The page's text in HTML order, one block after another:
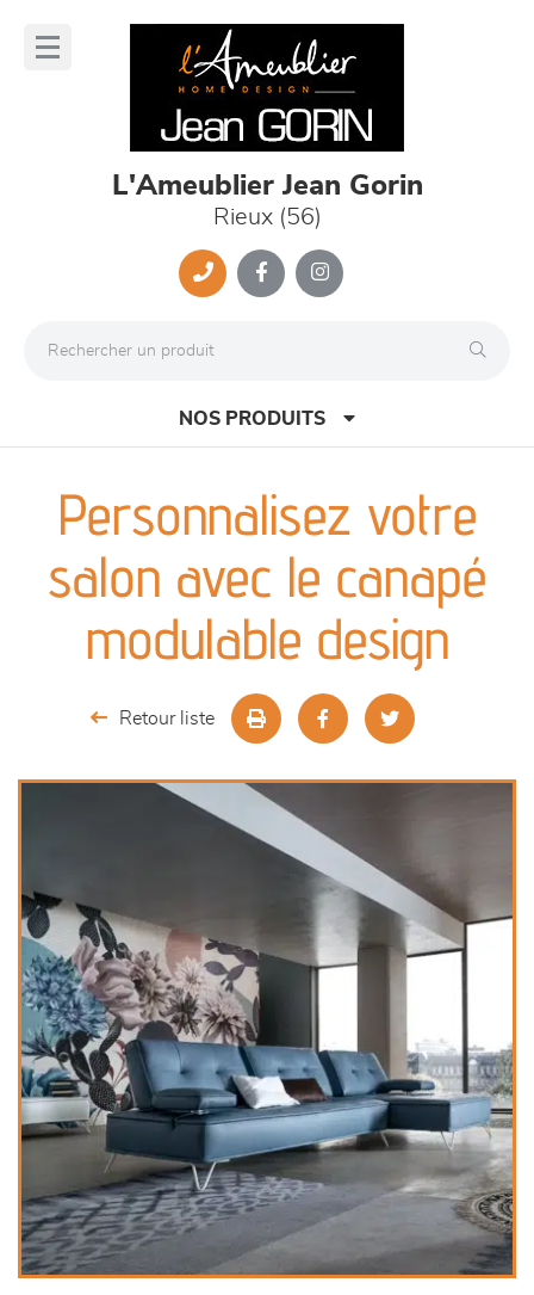
L'Ameublier Jean Gorin
Rieux (56)
NOS PRODUITS
canapés et fauteuils
séjours
chambres et dressing
Personnalisez votre
salon avec le canapé
modulable design
Retour liste